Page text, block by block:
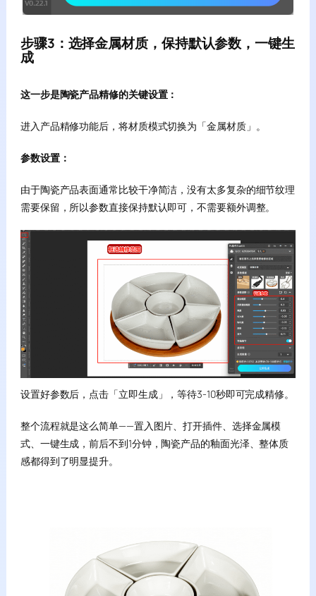
步骤3：选择金属材质，保持默认参数，一键生
成
这一步是陶瓷产品精修的关键设置：
进入产品精修功能后，将材质模式切换为「金属材质」。
参数设置：
由于陶瓷产品表面通常比较干净简洁，没有太多复杂的细节纹理
需要保留，所以参数直接保持默认即可，不需要额外调整。
设置好参数后，点击「立即生成」，等待3-10秒即可完成精修。
整个流程就是这么简单——置入图片、打开插件、选择金属模
式、一键生成，前后不到1分钟，陶瓷产品的釉面光泽、整体质
感都得到了明显提升。